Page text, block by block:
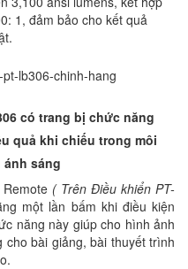
1, đảm bảo cho kết quả
có trang bị chức năng
quả khi chiếu trong môi
sáng
( Trên Điều khiển PT-
một lần bấm khi điều kiện
năng này giúp cho hình ảnh
bài giảng, bài thuyết trình